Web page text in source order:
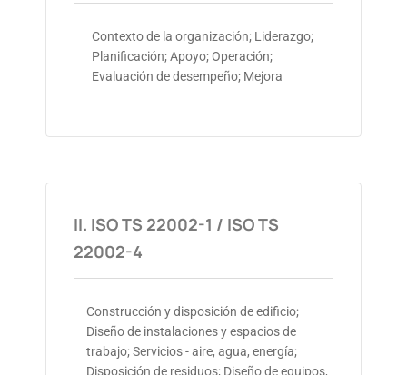
Contexto de la organización; Liderazgo;
Planificación; Apoyo; Operación;
Evaluación de desempeño; Mejora
II. ISO TS 22002-1 / ISO TS
22002-4
Construcción y disposición de edificio;
Diseño de instalaciones y espacios de
trabajo; Servicios - aire, agua, energía;
Disposición de residuos; Diseño de equipos,